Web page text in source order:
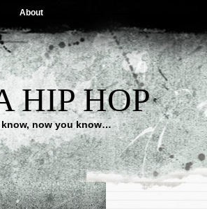
About
HIP HOP
now you know…